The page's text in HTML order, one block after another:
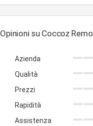
Opinioni su Coccoz Remo
Azienda
Qualità
Prezzi
Rapidità
Assistenza